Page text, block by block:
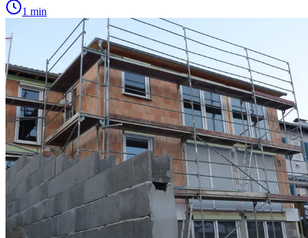
1 min